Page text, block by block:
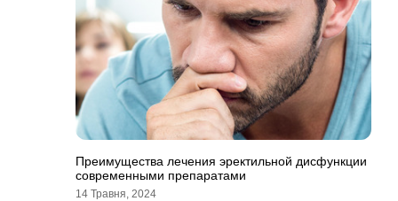
Преимущества лечения эректильной дисфункции
современными препаратами
14 Травня, 2024